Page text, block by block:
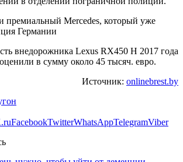
внедорожника Lexus RX450 H 2017 года
в сумму около 45 тысяч. евро.
Источник: onlinebrest.by
FacebookTwitterWhatsAppTelegramViber